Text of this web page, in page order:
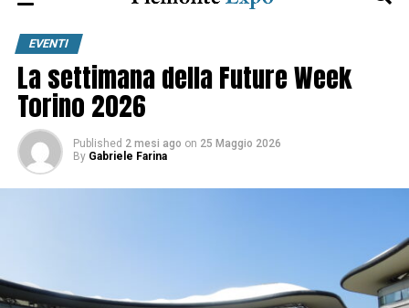
EVENTI
La settimana della Future Week
Torino 2026
Published 2 mesi ago on 25 Maggio 2026
By Gabriele Farina